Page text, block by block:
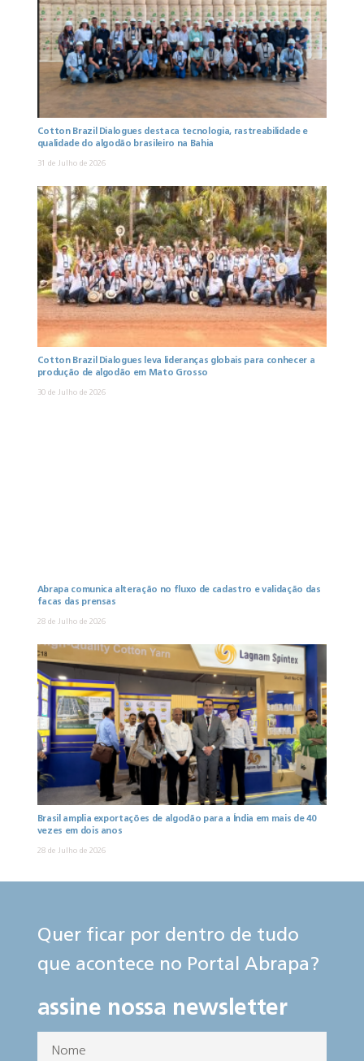
Cotton Brazil Dialogues destaca tecnologia, rastreabilidade e
qualidade do algodão brasileiro na Bahia
31 de Julho de 2026
Cotton Brazil Dialogues leva lideranças globais para conhecer a
produção de algodão em Mato Grosso
30 de Julho de 2026
Abrapa comunica alteração no fluxo de cadastro e validação das
facas das prensas
28 de Julho de 2026
Brasil amplia exportações de algodão para a Índia em mais de 40
vezes em dois anos
28 de Julho de 2026
Quer ficar por dentro de tudo
que acontece no Portal Abrapa?
assine nossa newsletter